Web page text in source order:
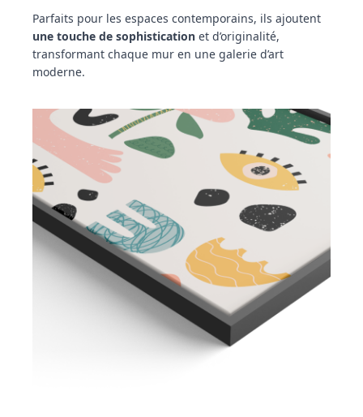
Parfaits pour les espaces contemporains, ils ajoutent
une touche de sophistication et d’originalité,
transformant chaque mur en une galerie d’art
moderne.